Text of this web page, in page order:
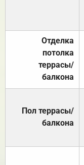
Отделка
потолка
террасы/
балкона
Пол террасы/
балкона